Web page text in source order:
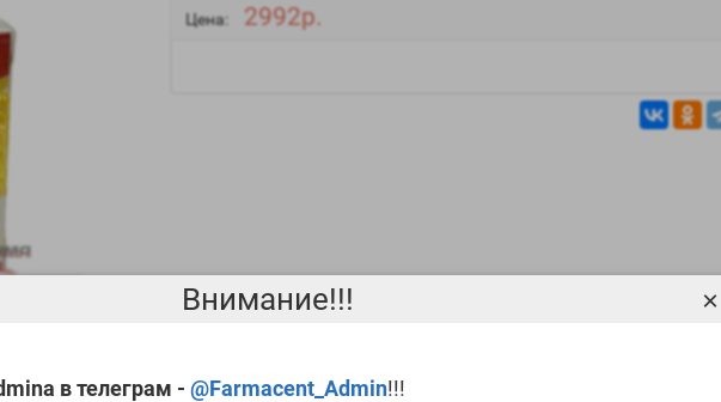
Внимание!!!
в телеграм - @Farmacent_Admin!!!
×
Цена: 2992р.